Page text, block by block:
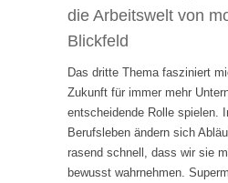
die Arbeitswelt von
Blickfeld
Das dritte Thema fasziniert
Zukunft für immer mehr
entscheidende Rolle spielen.
Berufsleben ändern sich
rasend schnell, dass wir sie
bewusst wahrnehmen.